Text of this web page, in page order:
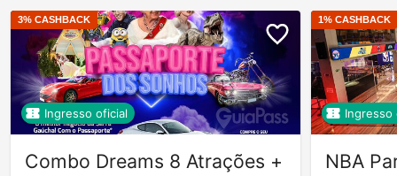
3% CASHBACK
Ingresso oficial
Combo Dreams 8 Atrações +
1% CASHBACK
Ingresso
NBA